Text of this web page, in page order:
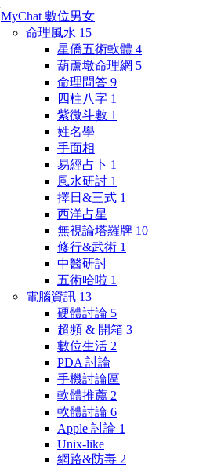
MyChat 數位男女
命理風水 15
星僑五術軟體 4
葫蘆墩命理網 5
命理問答 9
四柱八字 1
紫微斗數 1
姓名學
手面相
易經占卜 1
風水研討 1
擇日&三式 1
西洋占星
無視論塔羅牌 10
修行&武術 1
中醫研討
五術哈啦 1
電腦資訊 13
硬體討論 5
超頻 & 開箱 3
數位生活 2
PDA 討論
手機討論區
軟體推薦 2
軟體討論 6
Apple 討論 1
Unix-like
網路&防毒 2